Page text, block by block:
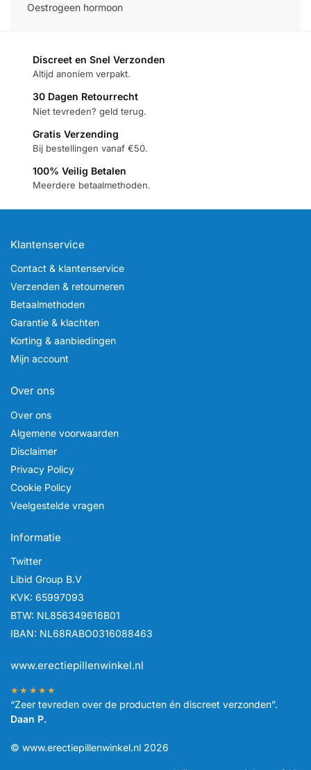
Oestrogeen hormoon
Discreet en Snel Verzonden
Altijd anoniem verpakt.
30 Dagen Retourrecht
Niet tevreden? geld terug.
Gratis Verzending
Bij bestellingen vanaf €50.
100% Veilig Betalen
Meerdere betaalmethoden.
Klantenservice
Contact & klantenservice
Verzenden & retourneren
Betaalmethoden
Garantie & klachten
Korting & aanbiedingen
Mijn account
Over ons
Over ons
Algemene voorwaarden
Disclaimer
Privacy Policy
Cookie Policy
Veelgestelde vragen
Informatie
Twitter
Libid Group B.V
KVK: 65997093
BTW: NL856349616B01
IBAN: NL68RABO0316088463
www.erectiepillenwinkel.nl
★★★★★
“Zeer tevreden over de producten én discreet verzonden”.
Daan P.
© www.erectiepillenwinkel.nl 2026